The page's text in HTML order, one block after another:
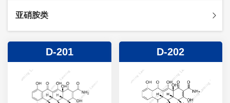
头孢吡肟杂质
头孢地嗪钠杂质
头孢噻肟杂质
头孢曲松钠杂质
美洛西林杂质
多尼培南杂质
苄丝肼杂质
克拉霉素杂质
螺旋霉素杂质
克拉维酸钾杂质
杂质对照品
亚硝胺类
D-201 D-202